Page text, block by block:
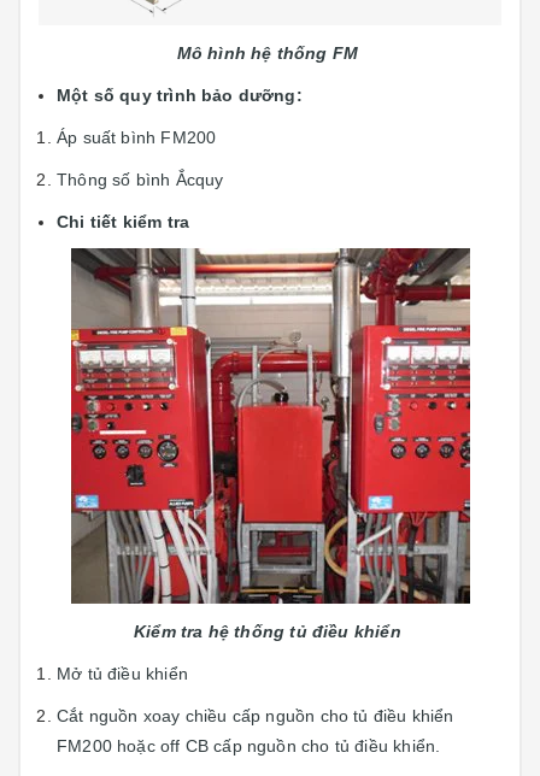
Mô hình hệ thống FM
Một số quy trình bảo dưỡng:
Áp suất bình FM200
Thông số bình Ắcquy
Chi tiết kiểm tra
Kiểm tra hệ thống tủ điều khiển
Mở tủ điều khiển
Cắt nguồn xoay chiều cấp nguồn cho tủ điều khiển
FM200 hoặc off CB cấp nguồn cho tủ điều khiển.